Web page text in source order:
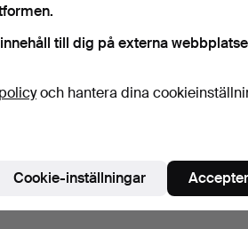
till dig på externa
och hantera dina
Cookie-inställningar